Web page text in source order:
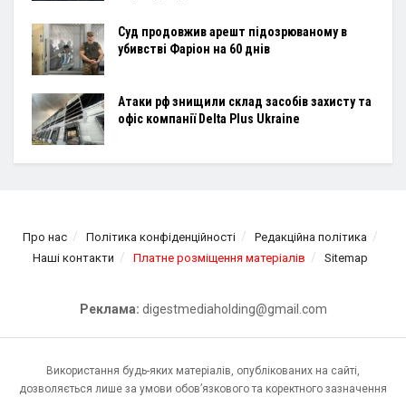
Суд продовжив арешт підозрюваному в
убивстві Фаріон на 60 днів
Атаки рф знищили склад засобів захисту та
офіс компанії Delta Plus Ukraine
Про нас Політика конфіденційності
Редакційна політика
Наші контакти
Платне розміщення матеріалів Sitemap
Реклама: digestmediaholding@gmail.com
Використання будь-яких матеріалів, опублікованих на сайті,
дозволяється лише за умови обов’язкового та коректного зазначення